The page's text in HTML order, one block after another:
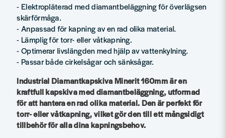
- Elektropläterad med diamantbeläggning för överlägsen
skärförmåga.
- Anpassad för kapning av en rad olika material.
- Lämplig för torr- eller våtkapning.
- Optimerar livslängden med hjälp av vattenkylning.
- Passar både cirkelsågar och sänksågar.
Industrial Diamantkapskiva Minerit 160mm är en
kraftfull kapskiva med diamantbeläggning, utformad
för att hantera en rad olika material. Den är perfekt för
torr- eller våtkapning, vilket gör den till ett mångsidigt
tillbehör för alla dina kapningsbehov.